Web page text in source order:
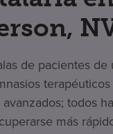
de pacientes
todos
más